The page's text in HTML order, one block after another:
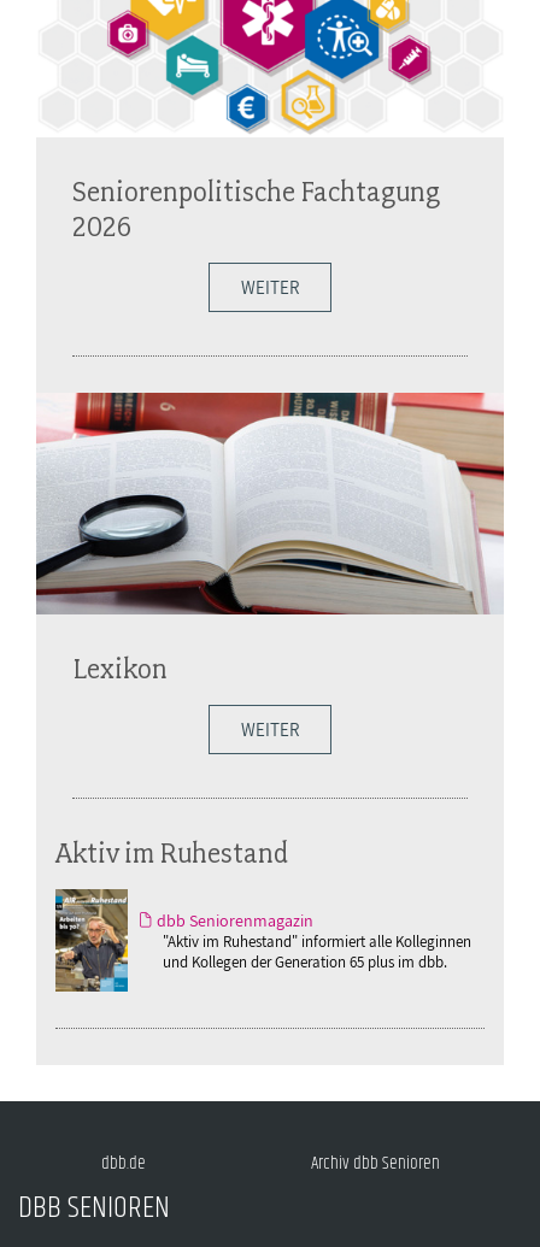
Seniorenpolitische Fachtagung
2026
WEITER
Lexikon
WEITER
Aktiv im Ruhestand
dbb Seniorenmagazin
"Aktiv im Ruhestand" informiert alle Kolleginnen
und Kollegen der Generation 65 plus im dbb.
dbb.de Archiv dbb Senioren
DBB SENIOREN